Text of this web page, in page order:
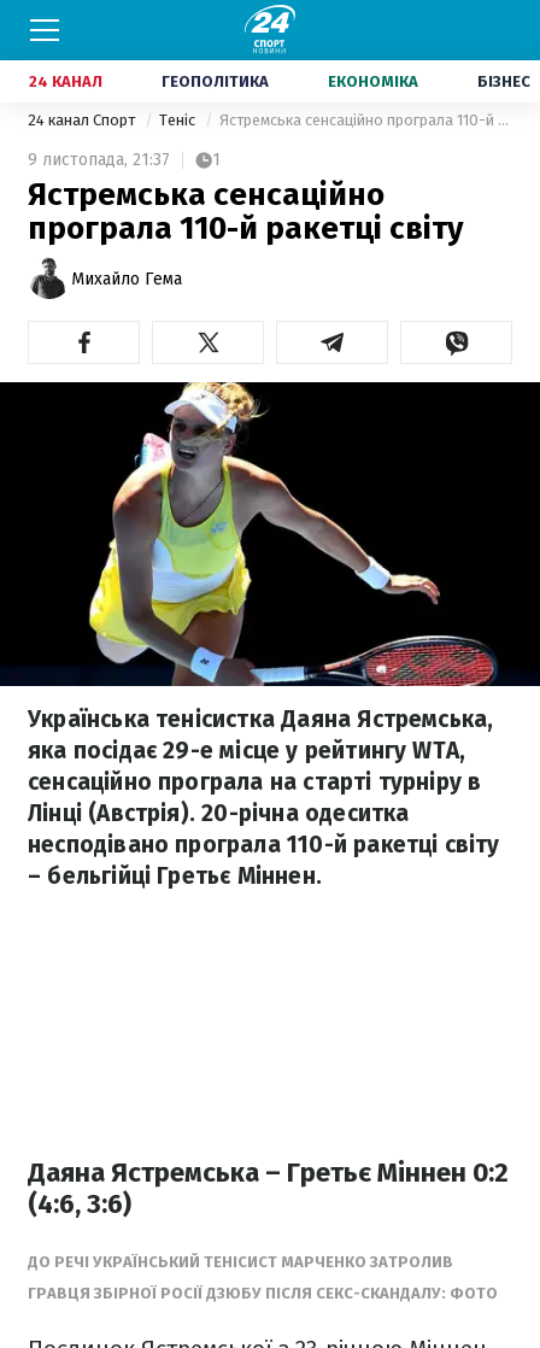
24 КАНАЛ ГЕОПОЛІТИКА ЕКОНОМІКА БІЗНЕС
24 канал Спорт Теніс Ястремська сенсаційно програла 110-й ракетці світу
9 листопада, 21:37 1
Ястремська сенсаційно
програла 110-й ракетці світу
Михайло Гема
Українська тенісистка Даяна Ястремська,
яка посідає 29-е місце у рейтингу WTA,
сенсаційно програла на старті турніру в
Лінці (Австрія). 20-річна одеситка
несподівано програла 110-й ракетці світу
– бельгійці Гретьє Міннен.
Даяна Ястремська – Гретьє Міннен 0:2
(4:6, 3:6)
ДО РЕЧІ УКРАЇНСЬКИЙ ТЕНІСИСТ МАРЧЕНКО ЗАТРОЛИВ
ГРАВЦЯ ЗБІРНОЇ РОСІЇ ДЗЮБУ ПІСЛЯ СЕКС-СКАНДАЛУ: ФОТО